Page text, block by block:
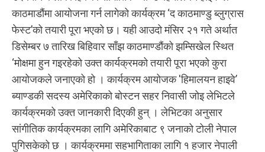
काठमाडौंमा आयोजना गर्न लागेको कार्यक्रम ‘द काठमाण्डु ब्लुग्रास
फेस्ट’को तयारी पूरा भएको छ। यही आउदो मंसिर २१ गते अर्थात
डिसेम्बर ७ तारिख बिहिवार साँझ काठमाण्डौंको झम्सिखेल स्थित
‘मोक्षमा हुन गइरहेको उक्त कार्यक्रमको तयारी पूरा भएको कुरा
आयोजकले जनाएको हो । कार्यक्रम आयोजक 'हिमालयन हाइवे’
ब्याण्डकी सदस्य अमेरिकाको बोस्टन सहर निवासी जोइ लेभिटले
कार्यक्रमको उक्त जानकारी दिएकी हुन् । लेभिटका अनुसार
सांगीतिक कार्यक्रमका लागि अमेरिकाबाट ९ जनाको टोली नेपाल
पुगिसकेको छ । कार्यक्रममा सहभागिताका लागि १ हजार नेपाली